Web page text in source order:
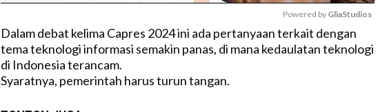
M
Powered by GliaStudios
Dalam debat kelima Capres 2024 ini ada pertanyaan terkait dengan
tema teknologi informasi semakin panas, di mana kedaulatan teknologi
di Indonesia terancam.
Syaratnya, pemerintah harus turun tangan.